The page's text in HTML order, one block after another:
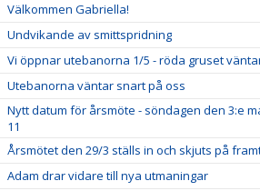
Välkommen Gabriella!
Undvikande av smittspridning
Vi öppnar utebanorna 1/5 - röda gruset
Utebanorna väntar snart på oss
Nytt datum för årsmöte - söndagen den 3:e
11
Årsmötet den 29/3 ställs in och skjuts på
Adam drar vidare till nya utmaningar